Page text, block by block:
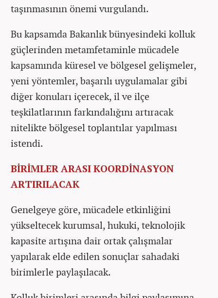
taşınmasının önemi vurgulandı.
Bu kapsamda Bakanlık bünyesindeki kolluk
güçlerinden metamfetaminle mücadele
kapsamında küresel ve bölgesel gelişmeler,
yeni yöntemler, başarılı uygulamalar gibi
diğer konuları içerecek, il ve ilçe
teşkilatlarının farkındalığını artıracak
nitelikte bölgesel toplantılar yapılması
istendi.
BİRİMLER ARASI KOORDİNASYON
ARTIRILACAK
Genelgeye göre, mücadele etkinliğini
yükseltecek kurumsal, hukuki, teknolojik
kapasite artışına dair ortak çalışmalar
yapılarak elde edilen sonuçlar sahadaki
birimlerle paylaşılacak.